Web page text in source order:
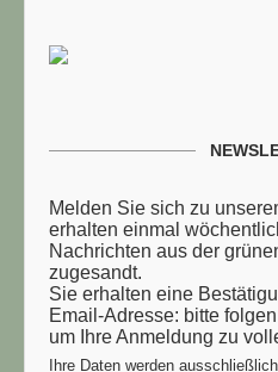
Melden Sie sich zu
erhalten einmal
Nachrichten aus der
zugesandt.
Sie erhalten eine
Email-Adresse: bitte
um Ihre Anmeldung zu
Ihre Daten werden